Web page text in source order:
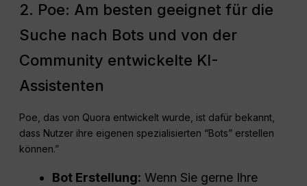
2. Poe: Am besten geeignet für die
Suche nach Bots und von der
Community entwickelte KI-
Assistenten
Poe, das von Quora entwickelt wurde, ist dafür bekannt,
dass Nutzer ihre eigenen spezialisierten “Bots” erstellen
können.”
Bot Erstellung: Wenn Sie gerne Ihre